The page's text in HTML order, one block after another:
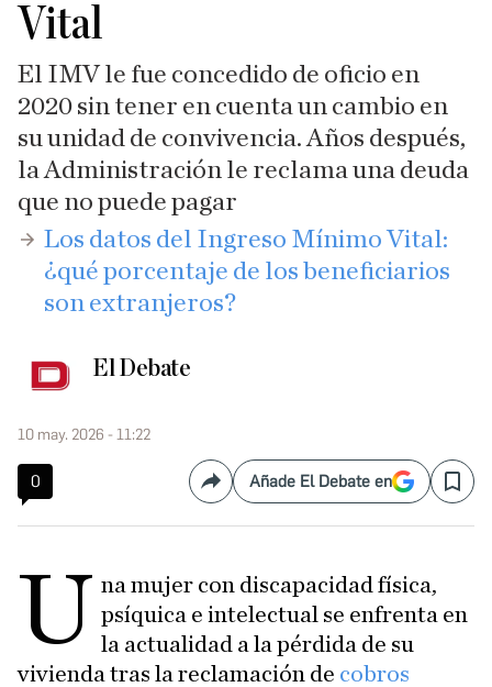
Vital
El IMV le fue concedido de oficio en
2020 sin tener en cuenta un cambio en
su unidad de convivencia. Años después,
la Administración le reclama una deuda
que no puede pagar
​Los datos del Ingreso Mínimo Vital:
¿qué porcentaje de los beneficiarios
son extranjeros?
El Debate
10 may. 2026 - 11:22
0 CompartirAñade El Debate en Save
U na mujer con discapacidad física,
psíquica e intelectual se enfrenta en
la actualidad a la pérdida de su
vivienda tras la reclamación de cobros